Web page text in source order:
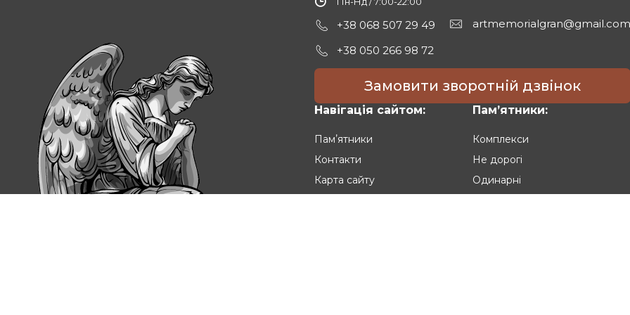
+38 068 507 29 49
+38 050 266 98 72
artmemorialgran@gmail.com
Замовити зворотній дзвінок
Навігація сайтом:
Памʼятники
Контакти
Карта сайту
Памʼятники:
Комплекси
Не дорогі
Одинарні